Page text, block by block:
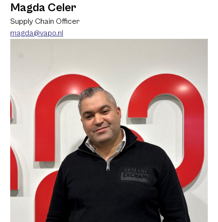
Magda Celer
Supply Chain Officer
magda@vapo.nl